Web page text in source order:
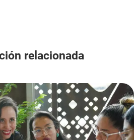
relacionada